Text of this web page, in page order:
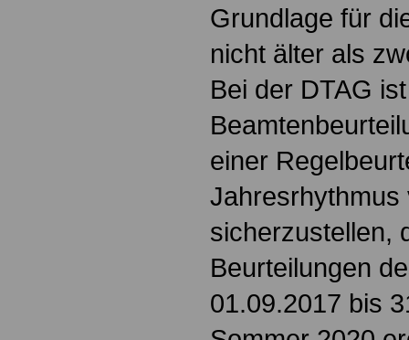
Grundlage für
nicht älter als
Bei der DTAG
einer
Jahresrhythmus
sicherzustellen,
Beurteilungen
01.09.2017 bis